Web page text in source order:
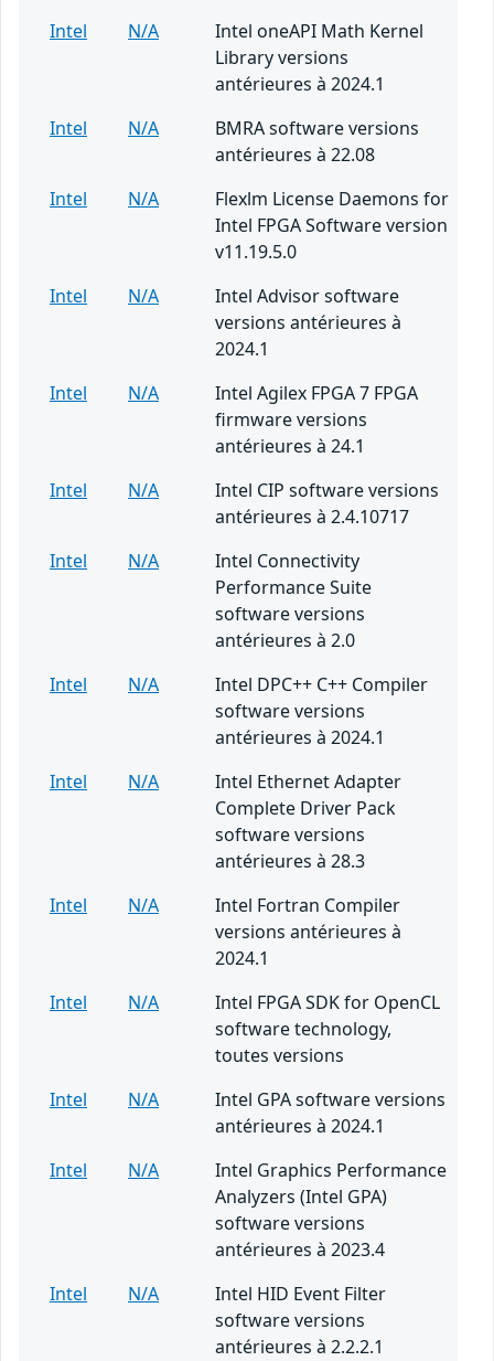
Intel
N/A
Intel oneAPI Math Kernel
Library versions
antérieures à 2024.1
Intel
N/A
BMRA software versions
antérieures à 22.08
Intel
N/A
Flexlm License Daemons for
Intel FPGA Software version
v11.19.5.0
Intel
N/A
Intel Advisor software
versions antérieures à
2024.1
Intel
N/A
Intel Agilex FPGA 7 FPGA
firmware versions
antérieures à 24.1
Intel
N/A
Intel CIP software versions
antérieures à 2.4.10717
Intel
N/A
Intel Connectivity
Performance Suite
software versions
antérieures à 2.0
Intel
N/A
Intel DPC++ C++ Compiler
software versions
antérieures à 2024.1
Intel
N/A
Intel Ethernet Adapter
Complete Driver Pack
software versions
antérieures à 28.3
Intel
N/A
Intel Fortran Compiler
versions antérieures à
2024.1
Intel
N/A
Intel FPGA SDK for OpenCL
software technology,
toutes versions
Intel
N/A
Intel GPA software versions
antérieures à 2024.1
Intel
N/A
Intel Graphics Performance
Analyzers (Intel GPA)
software versions
antérieures à 2023.4
Intel
N/A
Intel HID Event Filter
software versions
antérieures à 2.2.2.1